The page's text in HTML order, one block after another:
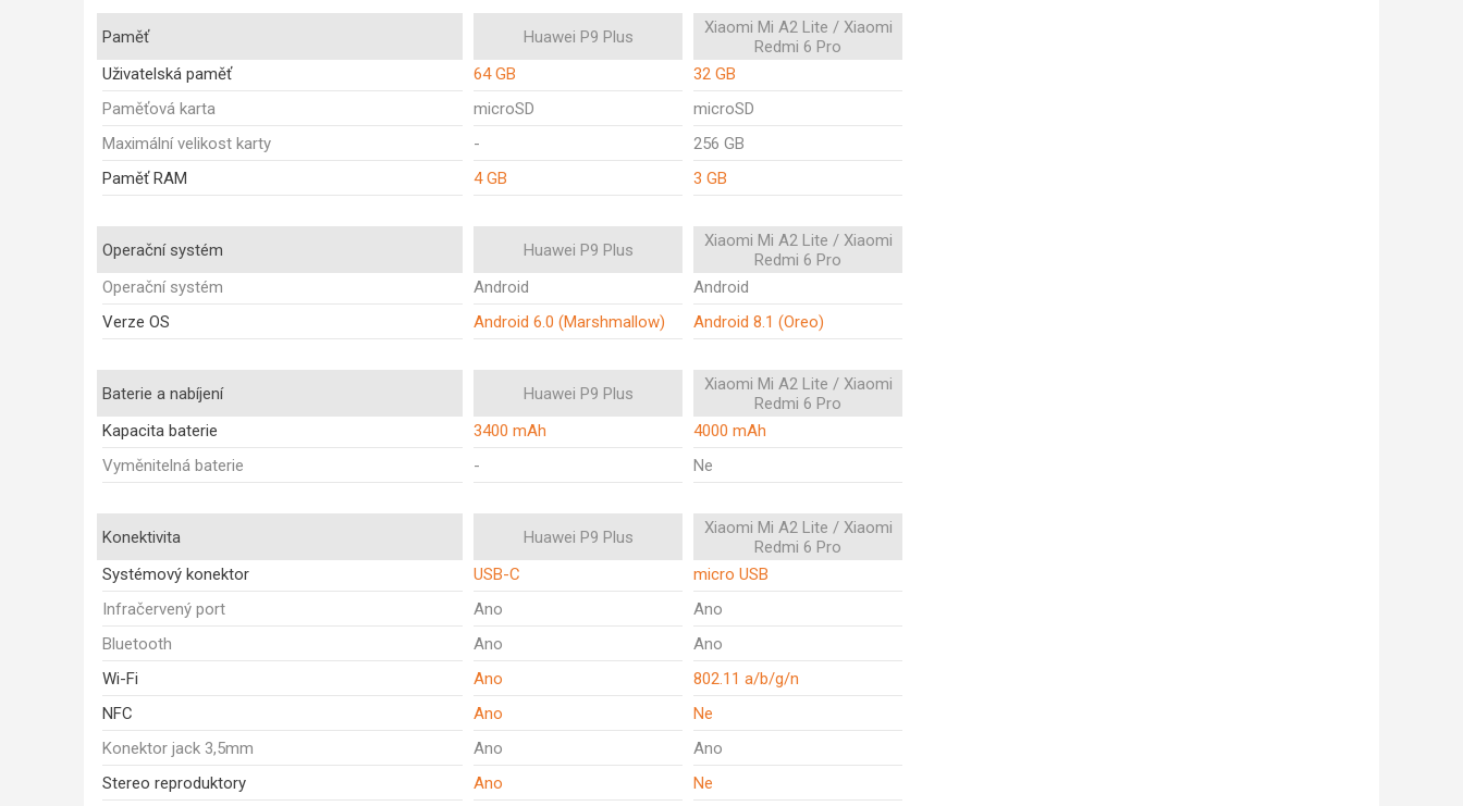
Paměť Huawei P9 Plus
Xiaomi Mi A2 Lite / Xiaomi
Redmi 6 Pro
Uživatelská paměť
64 GB
32 GB
Paměťová karta
microSD
microSD
Maximální velikost karty
-
256 GB
Paměť RAM
4 GB 3 GB
Operační systém Huawei P9 Plus
Xiaomi Mi A2 Lite / Xiaomi
Redmi 6 Pro
Operační systém
Android
Android
Verze OS
Android 6.0 (Marshmallow) Android 8.1 (Oreo)
Baterie a nabíjení Huawei P9 Plus
Xiaomi Mi A2 Lite / Xiaomi
Redmi 6 Pro
Kapacita baterie
3400 mAh
4000 mAh
Vyměnitelná baterie
- Ne
Konektivita Huawei P9 Plus
Xiaomi Mi A2 Lite / Xiaomi
Redmi 6 Pro
Systémový konektor
USB-C
micro USB
Infračervený port
Ano
Ano
Bluetooth
Ano
Ano
Wi-Fi
Ano
802.11 a/b/g/n
NFC
Ano
Ne
Konektor jack 3,5mm
Ano
Ano
Stereo reproduktory
Ano
Ne